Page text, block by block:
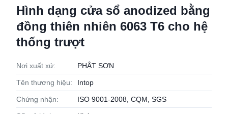
Hình dạng cửa sổ anodized bằng
đồng thiên nhiên 6063 T6 cho hệ
thống trượt
Nơi xuất xứ: PHẬT SƠN
Tên thương hiệu: Intop
Chứng nhận: ISO 9001-2008, CQM, SGS